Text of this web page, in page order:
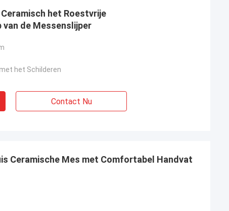
het Roestvrije
de Messenslijper
het Schilderen
Contact Nu
Ceramische Mes met Comfortabel Handvat